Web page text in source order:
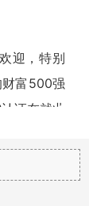
迎，特别
富500强
证在就业
如果考虑
证书是值